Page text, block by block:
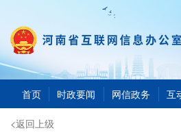
首页 时政要闻 网信政务 互
<返回上级